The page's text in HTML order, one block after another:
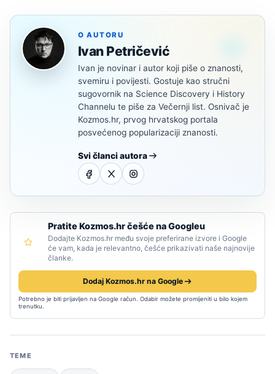
O AUTORU
Ivan Petričević
Ivan je novinar i autor koji piše o znanosti,
svemiru i povijesti. Gostuje kao stručni
sugovornik na Science Discovery i History
Channelu te piše za Večernji list. Osnivač je
Kozmos.hr, prvog hrvatskog portala
posvećenog popularizaciji znanosti.
Svi članci autora
Pratite Kozmos.hr češće na Googleu
Dodajte Kozmos.hr među svoje preferirane izvore i Google
će vam, kada je relevantno, češće prikazivati naše najnovije
članke.
Dodaj Kozmos.hr na Google
Potrebno je biti prijavljen na Google račun. Odabir možete promijeniti u bilo kojem
trenutku.
TEME